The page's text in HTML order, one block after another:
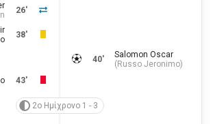
26'
38'
40'
Salomon Oscar
( Russo Jeronimo)
43'
2ο Ημίχρονο 1 - 3